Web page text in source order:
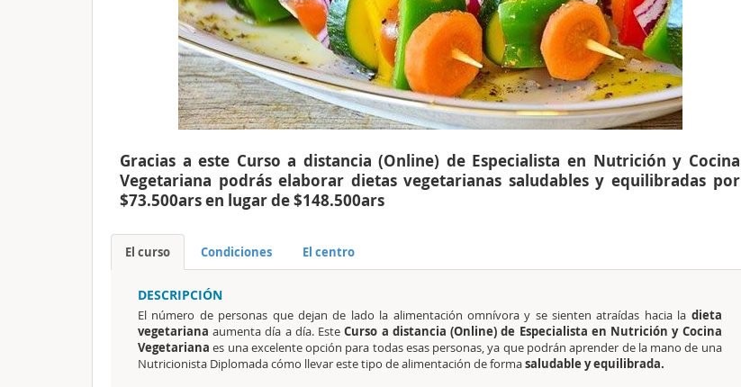
Gracias a este Curso a distancia (Online) de Especialista en Nutrición y Cocina
Vegetariana podrás elaborar dietas vegetarianas saludables y equilibradas por
$73.500ars en lugar de $148.500ars
El curso Condiciones El centro
DESCRIPCIÓN
El número de personas que dejan de lado la alimentación omnívora y se sienten atraídas hacia la dieta
vegetariana aumenta día a día. EsteCurso a distancia (Online) de Especialista en Nutrición y Cocina
Vegetariana es una excelente opción para todas esas personas, ya que podrán aprender de la mano de una
Nutricionista Diplomada cómo llevar este tipo de alimentación de formasaludable y equilibrada.